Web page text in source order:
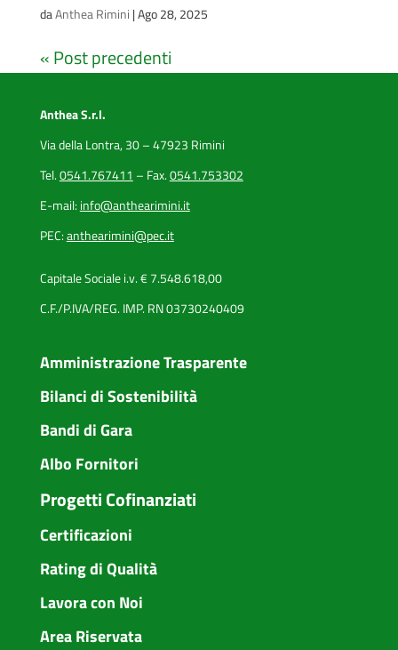
daAnthea Rimini |Ago 28, 2025
« Post precedenti
Anthea S.r.l.
Via della Lontra, 30 – 47923 Rimini
Tel.0541.767411 – Fax.0541.753302
E-mail: info@anthearimini.it
PEC:anthearimini@pec.it
Capitale Sociale i.v. € 7.548.618,00
C.F./P.IVA/REG. IMP. RN 03730240409
Amministrazione Trasparente
Bilanci di Sostenibilità
Bandi di Gara
Albo Fornitori
Progetti Cofinanziati
Certificazioni
Rating di Qualità
Lavora con Noi
Area Riservata